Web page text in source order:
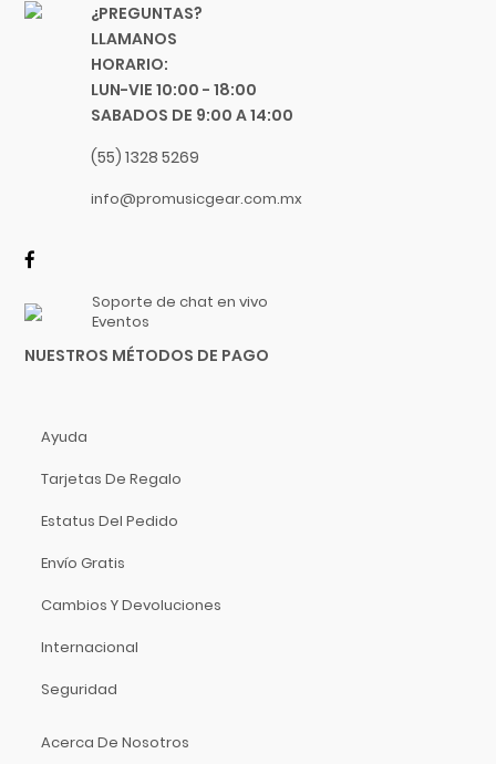
Gonzalez
Gorila Tips
Gruv Gear
Hal Leonard
Heil Sound
Hermitshell
Hitachi
Hofner
Hori
IK Multimedia
Inter M
ISO Acoustics
Izmir
Jimmy Wess
Jupiter
¿PREGUNTAS?
LLAMANOS
HORARIO:
LUN-VIE 10:00 - 18:00
SABADOS DE 9:00 A 14:00
(55) 1328 5269
info@promusicgear.com.mx
Soporte de chat en vivo
Eventos
NUESTROS MÉTODOS DE PAGO
Ayuda
Tarjetas De Regalo
Estatus Del Pedido
Envío Gratis
Cambios Y Devoluciones
Internacional
Seguridad
Acerca De Nosotros